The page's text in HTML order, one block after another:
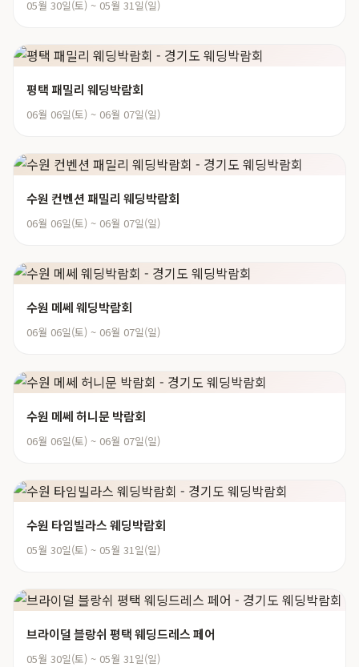
05월 30일(토) ~ 05월 31일(일)
평택 패밀리 웨딩박람회
06월 06일(토) ~ 06월 07일(일)
수원 컨벤션 패밀리 웨딩박람회
06월 06일(토) ~ 06월 07일(일)
수원 메쎄 웨딩박람회
06월 06일(토) ~ 06월 07일(일)
수원 메쎄 허니문 박람회
06월 06일(토) ~ 06월 07일(일)
수원 타임빌라스 웨딩박람회
05월 30일(토) ~ 05월 31일(일)
브라이덜 블랑쉬 평택 웨딩드레스 페어
05월 30일(토) ~ 05월 31일(일)